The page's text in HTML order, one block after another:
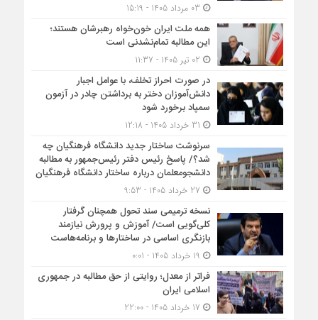
همه ملت ایران خون‌خواه رهبرشان هستند؛
این مطالبه تمام‌نشدنی است
در صورت احراز تخلف، با عوامل اجبار
دانش‌آموزان دختر به برداشتن چادر در آزمون
سمپاد برخورد شود
سرنوشت ساختار جدید دانشگاه فرهنگیان چه
شد؟/ پاسخ رئیس دفتر رئیس‌جمهور به مطالبه
دانشجومعلمان درباره ساختار دانشگاه فرهنگیان
نسخه ترمیمی سند تحول همچنان گرفتار
کلی‌گویی است/ آموزش و پرورش نیازمند
بازنگری اساسی در ساختارها و برنامه‌هاست
فراتر از معدل؛ روایتی از حق مطالبه در جمهوری
اسلامی ایران